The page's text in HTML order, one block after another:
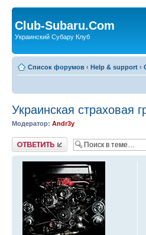
Club-Subaru.Com
Украинский Субару Клуб
Список форумов ‹ Help & support ‹
Украинская страховая
Модератор: Andr3y
Ответить